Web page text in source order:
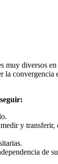
muy
la convergencia
y
de